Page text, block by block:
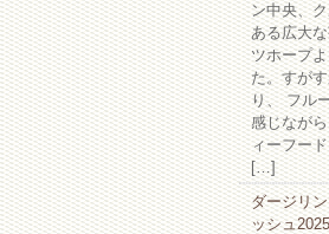
ン中央、
ある広大
ツホープ
た。すが
り、 フル
感じなが
ィーフー
[…]
ダージリ
ッシュ